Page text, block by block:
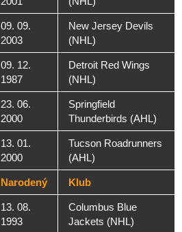
09. 09.
2003
New Jersey Devils
(NHL)
09. 12.
1987
Detroit Red Wings
(NHL)
23. 06.
2000
Springfield
Thunderbirds (AHL)
13. 01.
2000
Tucson Roadrunners
(AHL)
Narodený Klub
13. 08.
1993
Columbus Blue
Jackets (NHL)